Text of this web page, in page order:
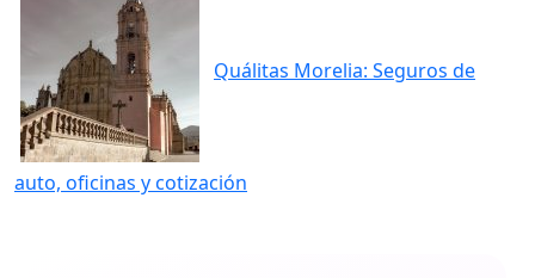
Quálitas Morelia: Seguros de
auto, oficinas y cotización